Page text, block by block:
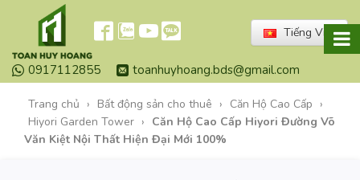
Tiếng Việt
0917112855 toanhuyhoang.bds@gmail.com
Trang chủ › Bất động sản cho thuê › Căn Hộ Cao Cấp ›
Hiyori Garden Tower › Căn Hộ Cao Cấp Hiyori Đường Võ
Văn Kiệt Nội Thất Hiện Đại Mới 100%